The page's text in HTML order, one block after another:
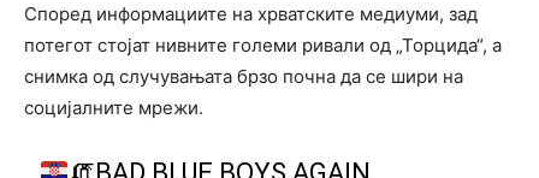
Според информациите на хрватските медиуми, зад
потегот стојат нивните големи ривали од „Торцида“, а
снимка од случувањата брзо почна да се шири на
социјалните мрежи.
🧯BAD BLUE BOYS AGAIN